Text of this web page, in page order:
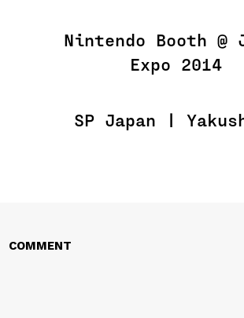
Nintendo Booth @
Expo 2014
SP Japan |